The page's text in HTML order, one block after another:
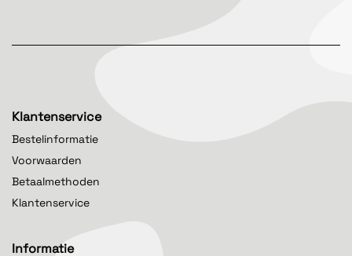
Klantenservice
Bestelinformatie
Voorwaarden
Betaalmethoden
Klantenservice
Informatie